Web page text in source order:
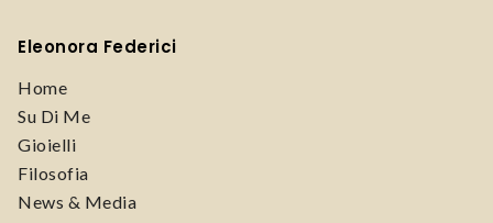
Eleonora Federici
Home
Su Di Me
Gioielli
Filosofia
News & Media